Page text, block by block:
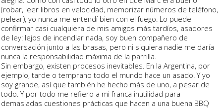
(robar, leer libros en velocidad, memorizar números de teléfono,
pelear), yo nunca me entendí bien con el fuego. Lo puede
confirmar casi cualquiera de mis amigos más tardíos, asadores
de ley: lejos de incendiar nada, soy buen compañero de
conversación junto a las brasas, pero ni siquiera nadie me daría
nunca la responsabilidad máxima de la parrilla.
Sin embargo, existen procesos inevitables. En la Argentina, por
ejemplo, tarde o temprano todo el mundo hace un asado. Y yo
soy grande, así que también he hecho más de uno, a pesar de
todo. Y por todo me refiero a mifranca inutilidad para
demasiadas cuestiones prácticas que hacen a una buena BBQ